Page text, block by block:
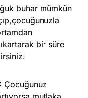
buhar mümkün
bir süre
Çocuğunuz
mutlaka